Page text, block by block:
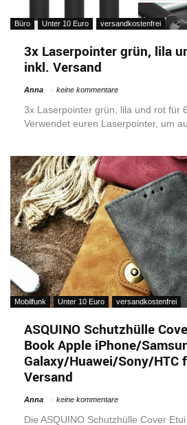
Büro Unter 10 Euro versandkostenfrei
3x Laserpointer grün, lila
inkl. Versand
Anna keine kommentare
3x Laserpointer grün, lila und rot für
Verwendet euren Laserpointer, um
Mobilfunk Unter 10 Euro versandkostenfrei
ASQUINO Schutzhülle
Book Apple iPhone/
Galaxy/Huawei/Sony/HTC
Versand
Anna keine kommentare
Die ASQUINO Schutzhülle Cover